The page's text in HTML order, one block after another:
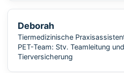
Deborah
Tiermedizinische
PET-Team: Stv. Teamleitung
Tierversicherung